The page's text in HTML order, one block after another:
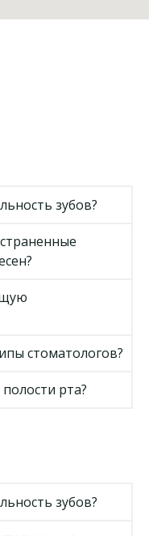
зубов?
стоматологов?
рта?
зубов?